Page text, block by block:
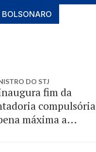
BOLSONARO
DO STJ
fim da
compulsória
máxima a